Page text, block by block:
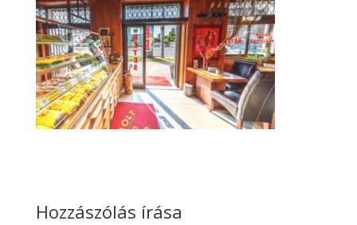
Hozzászólás írása